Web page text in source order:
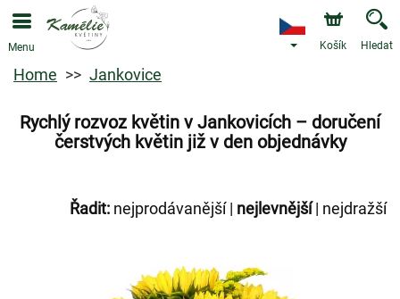
Menu Košík Hledat
Home Jankovice
Rychlý rozvoz květin v Jankovicích – doručení
čerstvých květin již v den objednávky
Řadit: nejprodávanější| nejlevnější| nejdražší